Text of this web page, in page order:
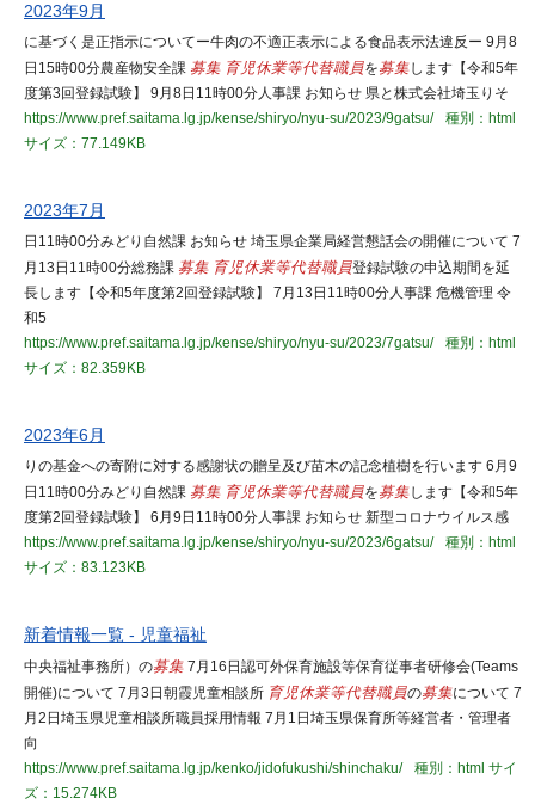
2023年9月
に基づく是正指示についてー牛肉の不適正表示による食品表示法違反ー 9月8
日15時00分農産物安全課 募集 育児休業等代替職員を募集します【令和5年
度第3回登録試験】 9月8日11時00分人事課 お知らせ 県と株式会社埼玉りそ
https://www.pref.saitama.lg.jp/kense/shiryo/nyu-su/2023/9gatsu/
種別：html
サイズ：77.149KB
2023年7月
日11時00分みどり自然課 お知らせ 埼玉県企業局経営懇話会の開催について 7
月13日11時00分総務課 募集 育児休業等代替職員登録試験の申込期間を延
長します【令和5年度第2回登録試験】 7月13日11時00分人事課 危機管理 令
和5
https://www.pref.saitama.lg.jp/kense/shiryo/nyu-su/2023/7gatsu/
種別：html
サイズ：82.359KB
2023年6月
りの基金への寄附に対する感謝状の贈呈及び苗木の記念植樹を行います 6月9
日11時00分みどり自然課 募集 育児休業等代替職員を募集します【令和5年
度第2回登録試験】 6月9日11時00分人事課 お知らせ 新型コロナウイルス感
https://www.pref.saitama.lg.jp/kense/shiryo/nyu-su/2023/6gatsu/
種別：html
サイズ：83.123KB
新着情報一覧 - 児童福祉
中央福祉事務所）の募集 7月16日認可外保育施設等保育従事者研修会(Teams
開催)について 7月3日朝霞児童相談所 育児休業等代替職員の募集について 7
月2日埼玉県児童相談所職員採用情報 7月1日埼玉県保育所等経営者・管理者
向
https://www.pref.saitama.lg.jp/kenko/jidofukushi/shinchaku/
種別：html サイ
ズ：15.274KB